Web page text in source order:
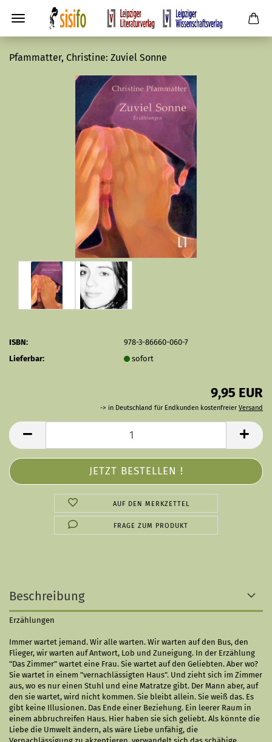
Pfammatter, Christine: Zuviel Sonne
ISBN:
978-3-86660-060-7
Lieferbar:
sofort
9,95 EUR
-> in Deutschland für Endkunden kostenfreier Versand
AUF DEN MERKZETTEL
FRAGE ZUM PRODUKT
Beschreibung
Erzählungen
Immer wartet jemand. Wir alle warten. Wir warten auf den Bus, den
Flieger, wir warten auf Antwort, Lob und Zuneigung. In der Erzählung
"Das Zimmer" wartet eine Frau. Sie wartet auf den Geliebten. Aber wo?
Sie wartet in einem "vernachlässigten Haus". Und zieht sich im Zimmer
aus, wo es nur einen Stuhl und eine Matratze gibt. Der Mann aber, auf
den sie wartet, wird nicht kommen. Sie bleibt allein. Sie weiß das. Es
gibt keine Illusionen. Das Ende einer Beziehung. Ein leerer Raum in
einem abbruchreifen Haus. Hier haben sie sich geliebt. Als könnte die
Liebe die Umwelt ändern, als wäre Liebe unfähig, die